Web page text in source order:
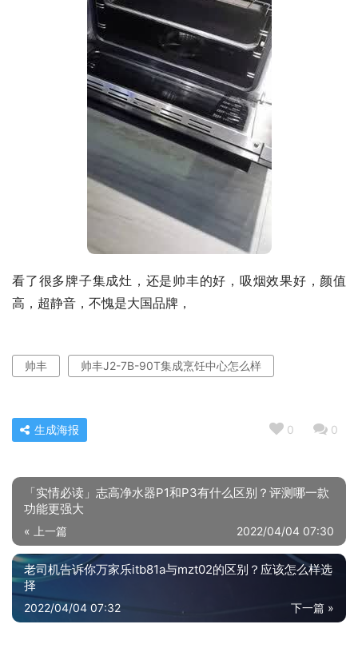
看了很多牌子集成灶，还是帅丰的好，吸烟效果好，颜值
高，超静音，不愧是大国品牌，
帅丰 帅丰J2-7B-90T集成烹饪中心怎么样
0 0
生成海报
「实情必读」志高净水器P1和P3有什么区别？评测哪一款
功能更强大
« 上一篇 2022/04/04 07:30
老司机告诉你万家乐itb81a与mzt02的区别？应该怎么样选
择
下一篇 »
2022/04/04 07:32